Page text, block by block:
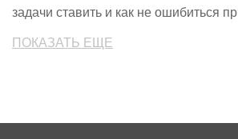
задачи ставить и как не ошибиться
ПОКАЗАТЬ ЕЩЕ